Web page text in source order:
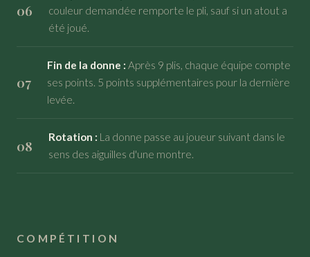
couleur demandée remporte le pli, sauf si un atout a
été joué.
Fin de la donne : Après 9 plis, chaque équipe compte
ses points. 5 points supplémentaires pour la dernière
levée.
Rotation : La donne passe au joueur suivant dans le
sens des aiguilles d'une montre.
COMPÉTITION